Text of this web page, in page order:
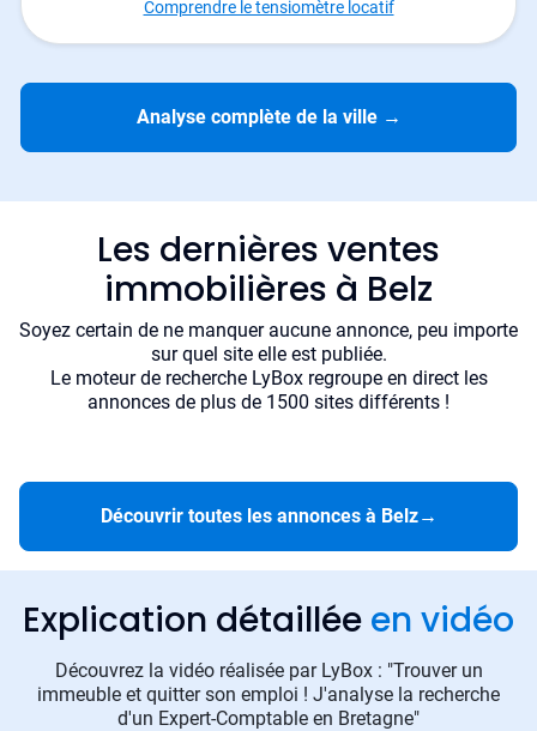
Comprendre le tensiomètre locatif
Analyse complète de la ville →
Les dernières ventes
immobilières à Belz
Soyez certain de ne manquer aucune annonce, peu importe
sur quel site elle est publiée.
Le moteur de recherche LyBox regroupe en direct les
annonces de plus de 1500 sites différents !
Découvrir toutes les annonces à Belz→
Explication détaillée en vidéo
Découvrez la vidéo réalisée par LyBox : "Trouver un
immeuble et quitter son emploi ! J'analyse la recherche
d'un Expert-Comptable en Bretagne"